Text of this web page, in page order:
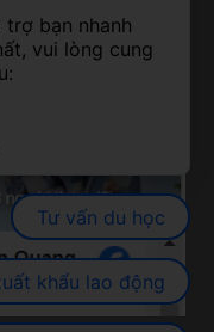
bạn nhanh
vui lòng cung
Tư vấn du học
khẩu lao động